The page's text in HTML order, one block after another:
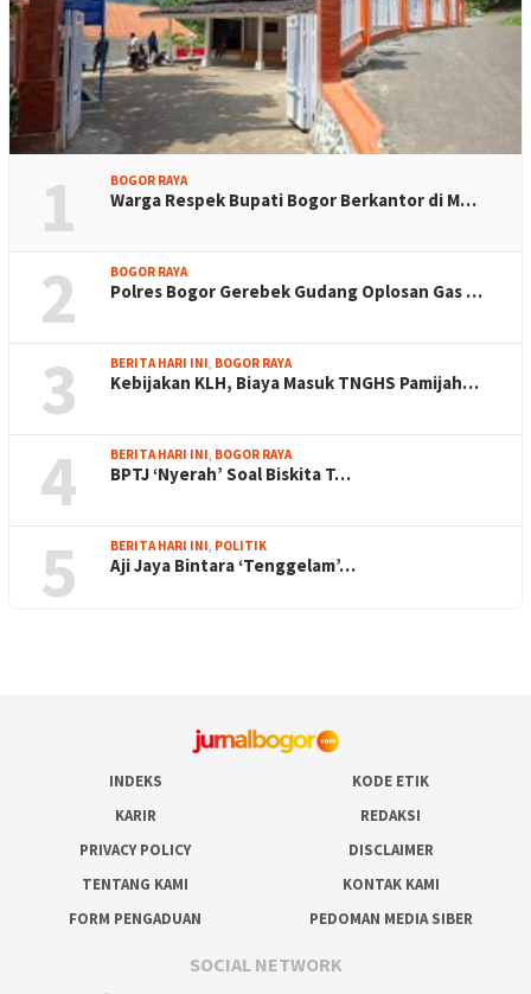
1 BOGOR RAYA
Warga Respek Bupati Bogor Berkantor di M…
2 BOGOR RAYA
Polres Bogor Gerebek Gudang Oplosan Gas …
3 BERITA HARI INI BOGOR RAYA
Kebijakan KLH, Biaya Masuk TNGHS Pamijah…
4 BERITA HARI INI BOGOR RAYA
BPTJ ‘Nyerah’ Soal Biskita T…
5 BERITA HARI INI POLITIK
Aji Jaya Bintara ‘Tenggelam’…
INDEKS
KODE ETIK
KARIR
REDAKSI
PRIVACY POLICY
DISCLAIMER
TENTANG KAMI
KONTAK KAMI
FORM PENGADUAN
PEDOMAN MEDIA SIBER
SOCIAL NETWORK